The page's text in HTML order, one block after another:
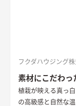
フクダハウジング
素材にこだわっ
植栽が映える真っ
の高級感と自然な